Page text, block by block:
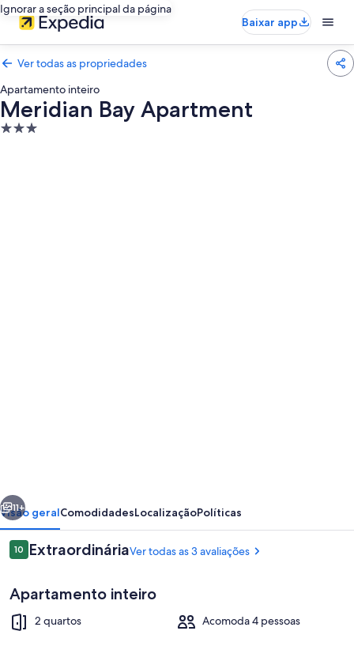
Ignorar a seção principal da página
Baixar app
Ver todas as propriedades
Apartamento inteiro
Meridian Bay Apartment
Propriedade
Próximo
11+
Visão geralComodidadesLocalizaçãoPolíticas
Avaliações
1010 de 10
ExtraordináriaVer todas as 3 avaliações
Apartamento inteiro
2 quartos Acomoda 4 pessoas